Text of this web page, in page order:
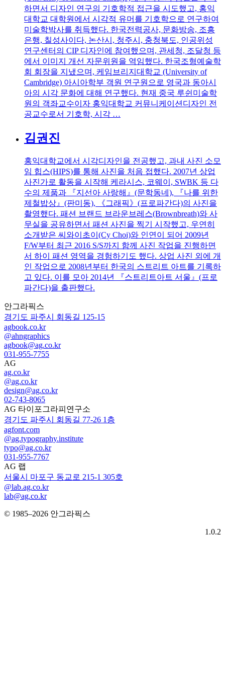
하면서 디자인 연구의 기호학적 접근을 시도했고, 홍익
대학교 대학원에서 시각적 유머를 기호학으로 연구하여
미술학박사를 취득했다. 한국전력공사, 문화방송, 조흥
은행, 칠성사이다, 논산시, 청주시, 충청북도, 인공위성
연구센터의 CIP 디자인에 참여했으며, 관세청, 조달청 등
에서 이미지 개선 자문위원을 역임했다. 한국조형예술학
회 회장을 지냈으며, 케임브리지대학교 (University of
Cambridge) 아시아학부 객원 연구원으로 영국과 동아시
아의 시각 문화에 대해 연구했다. 현재 중국 루쉰미술학
원의 객좌교수이자 홍익대학교 커뮤니케이션디자인 전
공교수로서 기호학, 시각 …
김권진
홍익대학교에서 시각디자인을 전공했고, 과내 사진 소모
임 힙스(HIPS)를 통해 사진을 처음 접했다. 2007년 상업
사진가로 활동을 시작해 케라시스, 코웨이, SWBK 등 다
수의 제품과 『지선아 사랑해』(문학동네), 『나를 위한
제철밥상』(판미동), 《그래픽》(프로파간다)의 사진을
촬영했다. 패션 브랜드 브라운브레스(Brownbreath)와 사
무실을 공유하면서 패션 사진을 찍기 시작했고, 우연히
소개받은 씨와이초이(Cy Choi)와 인연이 되어 2009년
F/W부터 최근 2016 S/S까지 함께 사진 작업을 진행하면
서 하이 패션 영역을 경험하기도 했다. 상업 사진 외에 개
인 작업으로 2008년부터 한국의 스트리트 아트를 기록하
고 있다. 이를 모아 2014년 『스트리트아트 서울』(프로
파간다)을 출판했다.
안그라픽스
경기도 파주시 회동길 125-15
agbook.co.kr
@ahngraphics
agbook@ag.co.kr
031-955-7755
AG
ag.co.kr
@ag.co.kr
design@ag.co.kr
02-743-8065
AG 타이포그라피연구소
경기도 파주시 회동길 77-26 1층
agfont.com
@ag.typography.institute
typo@ag.co.kr
031-955-7767
AG 랩
서울시 마포구 동교로 215-1 305호
@lab.ag.co.kr
lab@ag.co.kr
© 1985–2026 안그라픽스
1.0.2